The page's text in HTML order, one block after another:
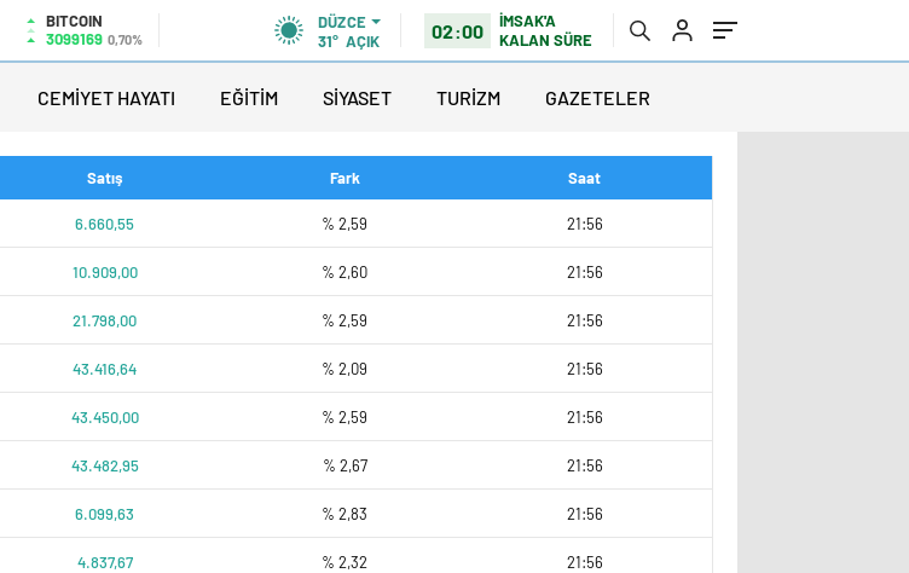
BITCOIN
3099169 0,70%
DÜZCE
31° AÇIK 02:00
İMSAK'A
KALAN SÜRE
CEMİYET HAYATI EĞİTİM SİYASET TURİZM GAZETELER
Satış Fark Saat
6.660,55 % 2,59 21:56
10.909,00 % 2,60 21:56
21.798,00 % 2,59 21:56
43.416,64 % 2,09 21:56
43.450,00 % 2,59 21:56
43.482,95 % 2,67 21:56
6.099,63 % 2,83 21:56
4.837,67 % 2,32 21:56